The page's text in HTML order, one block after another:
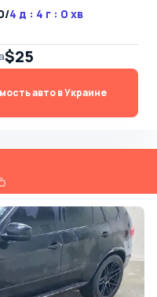
/4 д : 4 г : 0 хв
$25
авто в Украине